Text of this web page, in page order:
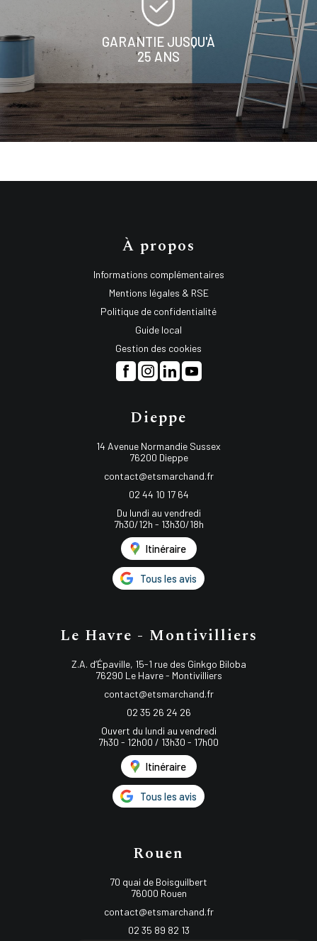
GARANTIE JUSQU'À
25 ANS
À propos
Informations complémentaires
Mentions légales & RSE
Politique de confidentialité
Guide local
Gestion des cookies
Dieppe
14 Avenue Normandie Sussex
76200 Dieppe
contact@etsmarchand.fr
02 44 10 17 64
Du lundi au vendredi
7h30/12h - 13h30/18h
Itinéraire
Tous les avis
Le Havre - Montivilliers
Z.A. d’Épaville, 15-1 rue des Ginkgo Biloba
76290 Le Havre - Montivilliers
contact@etsmarchand.fr
02 35 26 24 26
Ouvert du lundi au vendredi
7h30 - 12h00 / 13h30 - 17h00
Itinéraire
Tous les avis
Rouen
70 quai de Boisguilbert
76000 Rouen
contact@etsmarchand.fr
02 35 89 82 13